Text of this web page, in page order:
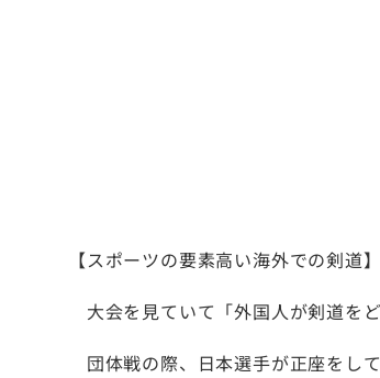
【スポーツの要素高い海外での剣道】
大会を見ていて「外国人が剣道を
団体戦の際、日本選手が正座をし